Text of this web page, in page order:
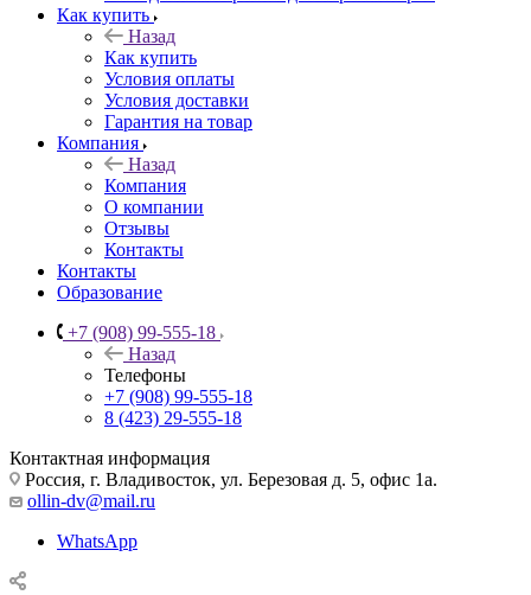
Как купить
Назад
Как купить
Условия оплаты
Условия доставки
Гарантия на товар
Компания
Назад
Компания
О компании
Отзывы
Контакты
Контакты
Образование
+7 (908) 99-555-18
Назад
Телефоны
+7 (908) 99-555-18
8 (423) 29-555-18
Контактная информация
Россия, г. Владивосток, ул. Березовая д. 5, офис 1а.
ollin-dv@mail.ru
WhatsApp